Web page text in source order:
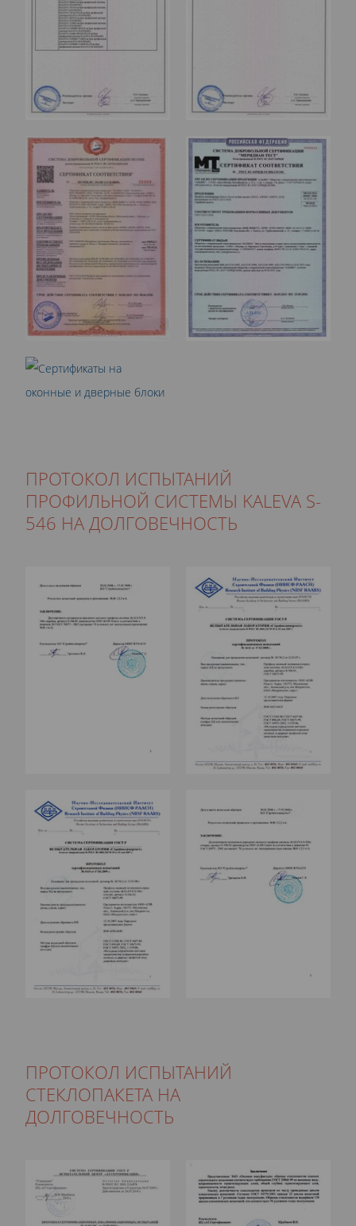
ПРОТОКОЛ ИСПЫТАНИЙ
ПРОФИЛЬНОЙ СИСТЕМЫ KALEVA S-
546 НА ДОЛГОВЕЧНОСТЬ
ПРОТОКОЛ ИСПЫТАНИЙ
СТЕКЛОПАКЕТА НА
ДОЛГОВЕЧНОСТЬ